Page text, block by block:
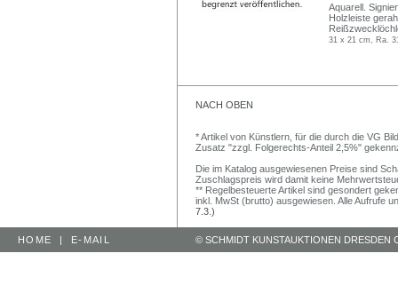
Aquarell.
Holzleiste
31 x 21 cm, Ra.
NACH OBEN
* Artikel von Künstlern, für die durch die VG
Zusatz "zzgl. Folgerechts-Anteil 2,5%"
Die im Katalog ausgewiesenen Preise sind
Zuschlagspreis wird damit keine
** Regelbesteuerte Artikel sind gesondert
inkl. MwSt (brutto) ausgewiesen. Alle Aufrufe
7.3.)
HOME | E-MAIL © SCHMIDT KUNSTAUKTIONEN DRESDEN